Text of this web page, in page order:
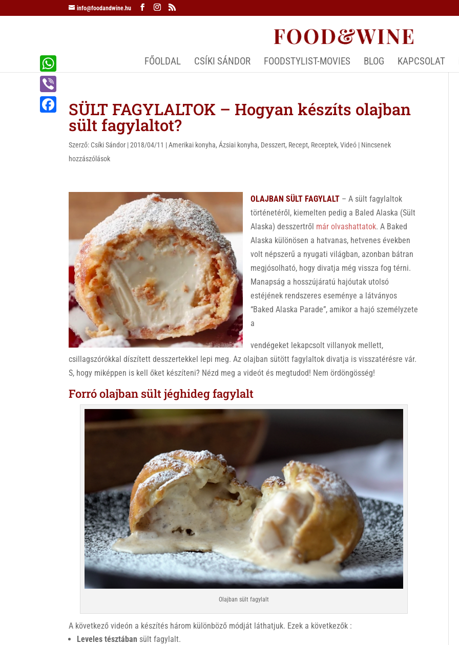
info@foodandwine.hu
FŐOLDAL CSÍKI SÁNDOR FOODSTYLIST-MOVIES BLOG KAPCSOLAT
SÜLT FAGYLALTOK – Hogyan készíts olajban
sült fagylaltot?
Szerző: Csíki Sándor |2018/04/11 |Amerikai konyha,Ázsiai konyha, Desszert, Recept, Receptek,Videó | Nincsenek
hozzászólások
OLAJBAN SÜLT FAGYLALT – A sült fagylaltok
történetéről, kiemelten pedig a Baled Alaska (Sült
Alaska) desszertről már olvashattatok. A Baked
Alaska különösen a hatvanas, hetvenes években
volt népszerű a nyugati világban, azonban bátran
megjósolható, hogy divatja még vissza fog térni.
Manapság a hosszújáratú hajóutak utolsó
estéjének rendszeres eseménye a látványos
“Baked Alaska Parade”, amikor a hajó személyzete
a
vendégeket lekapcsolt villanyok mellett,
csillagszórókkal díszített desszertekkel lepi meg. Az olajban sütött fagylaltok divatja is visszatérésre vár.
S, hogy miképpen is kell őket készíteni? Nézd meg a videót és megtudod! Nem ördöngösség!
Forró olajban sült jéghideg fagylalt
Olajban sült fagylalt
A következő videón a készítés három különböző módját láthatjuk. Ezek a következők :
Leveles tésztában sült fagylalt.
W
h
a
V